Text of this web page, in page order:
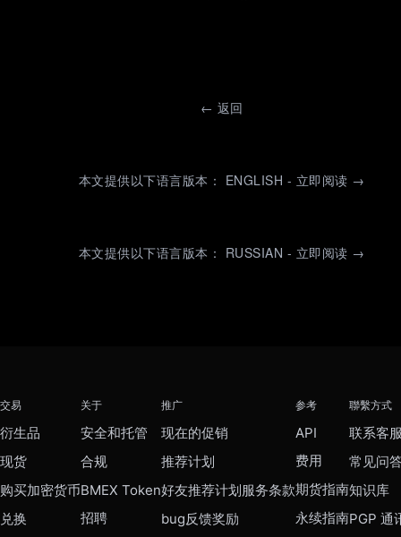
← 返回
本文提供以下语言版本： ENGLISH - 立即阅读 →
本文提供以下语言版本： RUSSIAN - 立即阅读 →
交易
衍生品
现货
购买加密货币
兑换
关于
安全和托管
合规
BMEX Token
招聘
推广
现在的促销
推荐计划
好友推荐计划服务条款
bug反馈奖励
参考
API
费用
期货指南
永续指南
聯繫方式
联系客
常见问
知识库
PGP 通